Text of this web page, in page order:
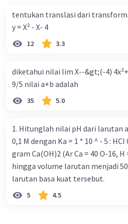
kontraktif dilakukan dengan cara
pengeluaran pemerintah (G),
transfer (Tr) dan meningkatkan
Menurunkan G, mengurangi Tr,
Meningkatkan G, mengurangi Tr,
Meningkatkan G, menambah Tr, dan
yang dilakukan kebijakan tingkat
Sentral dalam melakukan
surat-surat berharga di pasar
wajib minimum (reserved
tingkat bunga tabungan e.
pinjaman bank sentral kepada bank
beberapa pernyataan berikut. 1).
Diversifikasi pajak. 3). Menaikkan
tentukan translasi dari
y = X² - X- 4
12 3.3
diketahui nilai lim X--&gt;(-4)
9/5 nilai a+b adalah
35 5.0
1. Hitunglah nilai pH dari larutan asam
0,1 M dengan Ka = 1 * 10 ^ - 5 : HCI 0,01 M 2. Sebanyak 0,37
gram Ca(OH)2 (Ar Ca = 40 O-16,
hingga volume larutan menjadi
larutan basa kuat tersebut.
5 4.5